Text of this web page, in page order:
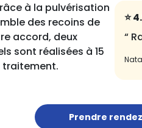
⭐️
“
à la pulvérisation
des recoins de
accord, deux
sont réalisées à 15
traitement.
Prendre